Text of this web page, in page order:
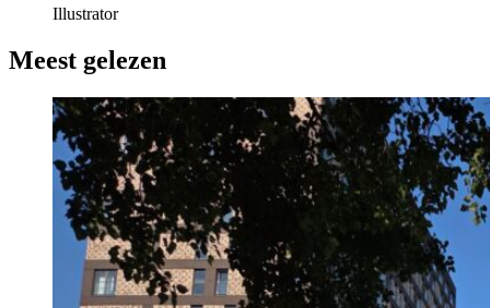
Illustrator
Meest gelezen